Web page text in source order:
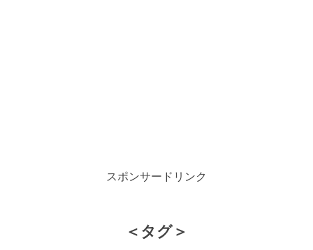
スポンサードリンク
＜タグ＞